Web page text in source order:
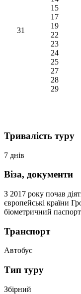
31
15
17
19
22
23
24
25
27
28
29
Тривалість туру
7 днів
Віза, документи
З 2017 року почав
європейські країни
біометричний
Транспорт
Автобус
Тип туру
Збірний